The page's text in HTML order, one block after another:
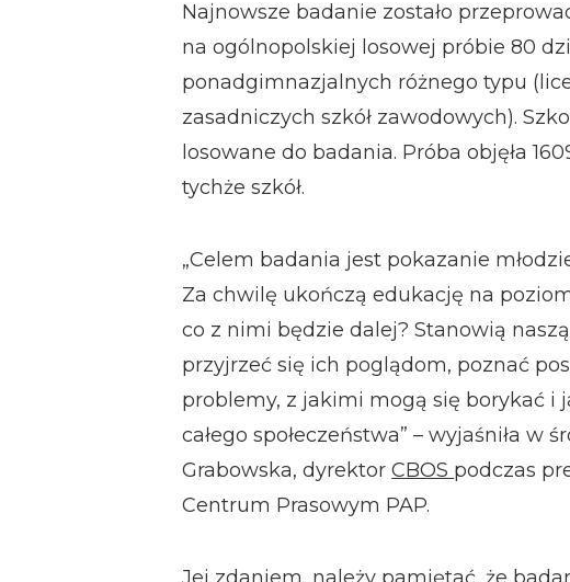
Najnowsze badanie zostało
na ogólnopolskiej losowej próbie 80
ponadgimnazjalnych różnego typu
zasadniczych szkół zawodowych).
losowane do badania. Próba objęła
tychże szkół.
„Celem badania jest pokazanie
Za chwilę ukończą edukację na
co z nimi będzie dalej? Stanowią
przyjrzeć się ich poglądom, poznać
problemy, z jakimi mogą się borykać i
całego społeczeństwa” – wyjaśniła w
Grabowska, dyrektorCBOS podczas
Centrum Prasowym PAP.